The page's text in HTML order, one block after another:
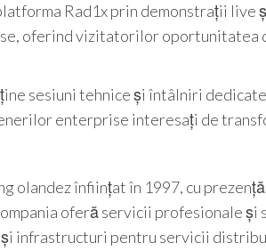
Rad1x prin demonstrații
oferind vizitatorilor oportunitatea
sesiuni tehnice și întâlniri
enterprise interesați de
olandez înființat în 1997, cu
oferă servicii profesionale
infrastructuri pentru servicii